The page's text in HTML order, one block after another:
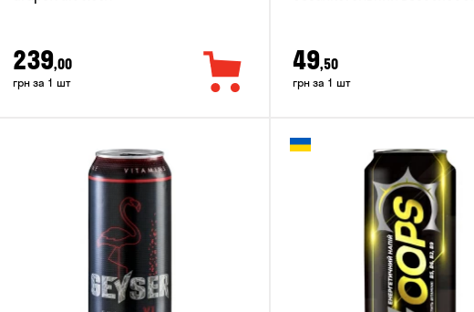
239,00
грн за 1 шт
49,50
грн за 1 шт